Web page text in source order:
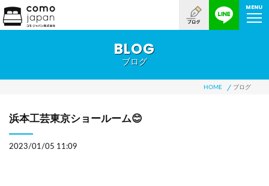
MENU
BLOG
ブログ
HOME ブログ
浜本工芸東京ショールーム😊
2023/01/05 11:09